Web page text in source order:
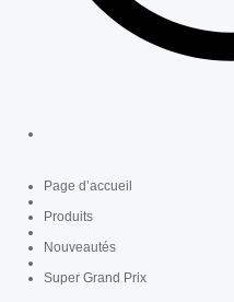
Page d’accueil
Produits
Nouveautés
Super Grand Prix